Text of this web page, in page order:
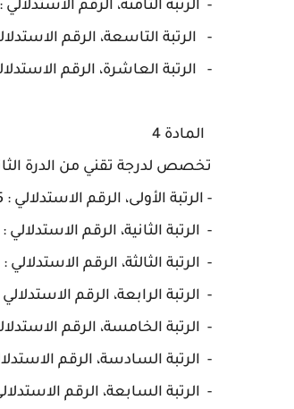
- الرتبة الثامنة، الرقم الاستدلالي : 382 ؛
- الرتبة التاسعة، الرقم الاستدلالي :
- الرتبة العاشرة، الرقم الاستدلالي :
المادة 4
تخصص لدرجة تقني من الدرة
- الرتبة الأولى، الرقم الاستدلالي : 275 ؛
- الرتبة الثانية، الرقم الاستدلالي : 300 ؛
- الرتبة الثالثة، الرقم الاستدلالي : 326 ؛
- الرتبة الرابعة، الرقم الاستدلالي : 351
- الرتبة الخامسة، الرقم الاستدلالي :
- الرتبة السادسة، الرقم الاستدلالي :
- الرتبة السابعة، الرقم الاستدلالي :